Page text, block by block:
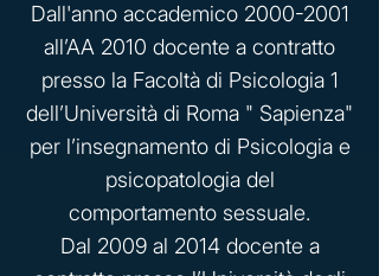
Dall'anno accademico 2000-2001
all’AA 2010 docente a contratto
presso la Facoltà di Psicologia 1
dell’Università di Roma " Sapienza"
per l’insegnamento di Psicologia e
psicopatologia del
comportamento sessuale.
Dal 2009 al 2014 docente a